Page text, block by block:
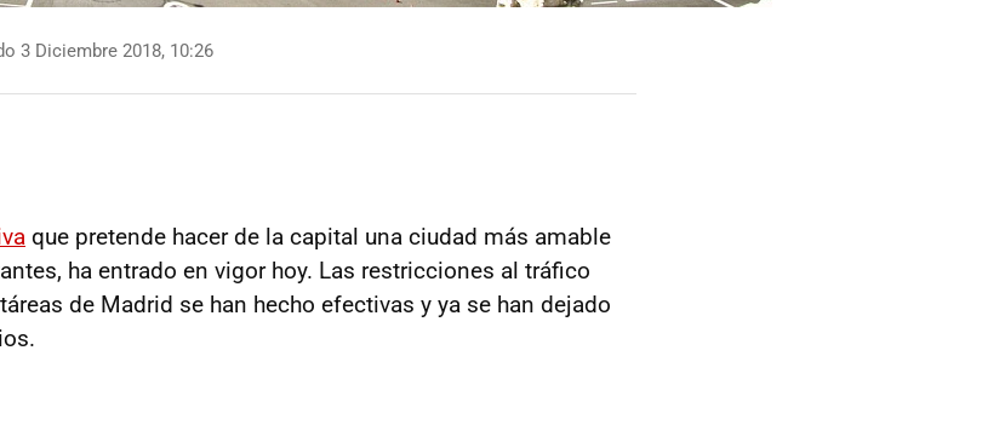
3 Diciembre 2018, 10:26
que pretende hacer de la capital una ciudad más amable
ha entrado en vigor hoy. Las restricciones al tráfico
de Madrid se han hecho efectivas y ya se han dejado